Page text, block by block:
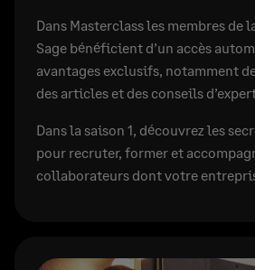
Dans Masterclass les membres de
Sage bénéficient d’un accès
avantages exclusifs, notamment
des articles et des conseils
Dans la saison 1, découvrez les
pour recruter, former et
collaborateurs dont votre